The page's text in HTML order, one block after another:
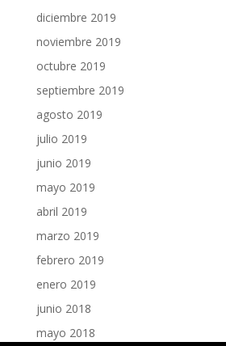
diciembre 2019
noviembre 2019
octubre 2019
septiembre 2019
agosto 2019
julio 2019
junio 2019
mayo 2019
abril 2019
marzo 2019
febrero 2019
enero 2019
junio 2018
mayo 2018